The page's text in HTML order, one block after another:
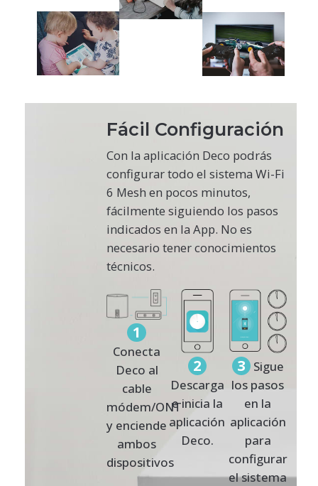
Fácil Configuración
Con la aplicación Deco podrás
configurar todo el sistema Wi-Fi
6 Mesh en pocos minutos,
fácilmente siguiendo los pasos
indicados en la App. No es
necesario tener conocimientos
técnicos.
1
Conecta
Deco al
cable
módem/ONT
y enciende
ambos
dispositivos
2
Descarga
e inicia la
aplicación
Deco.
3 Sigue
los pasos
en la
aplicación
para
configurar
el sistema